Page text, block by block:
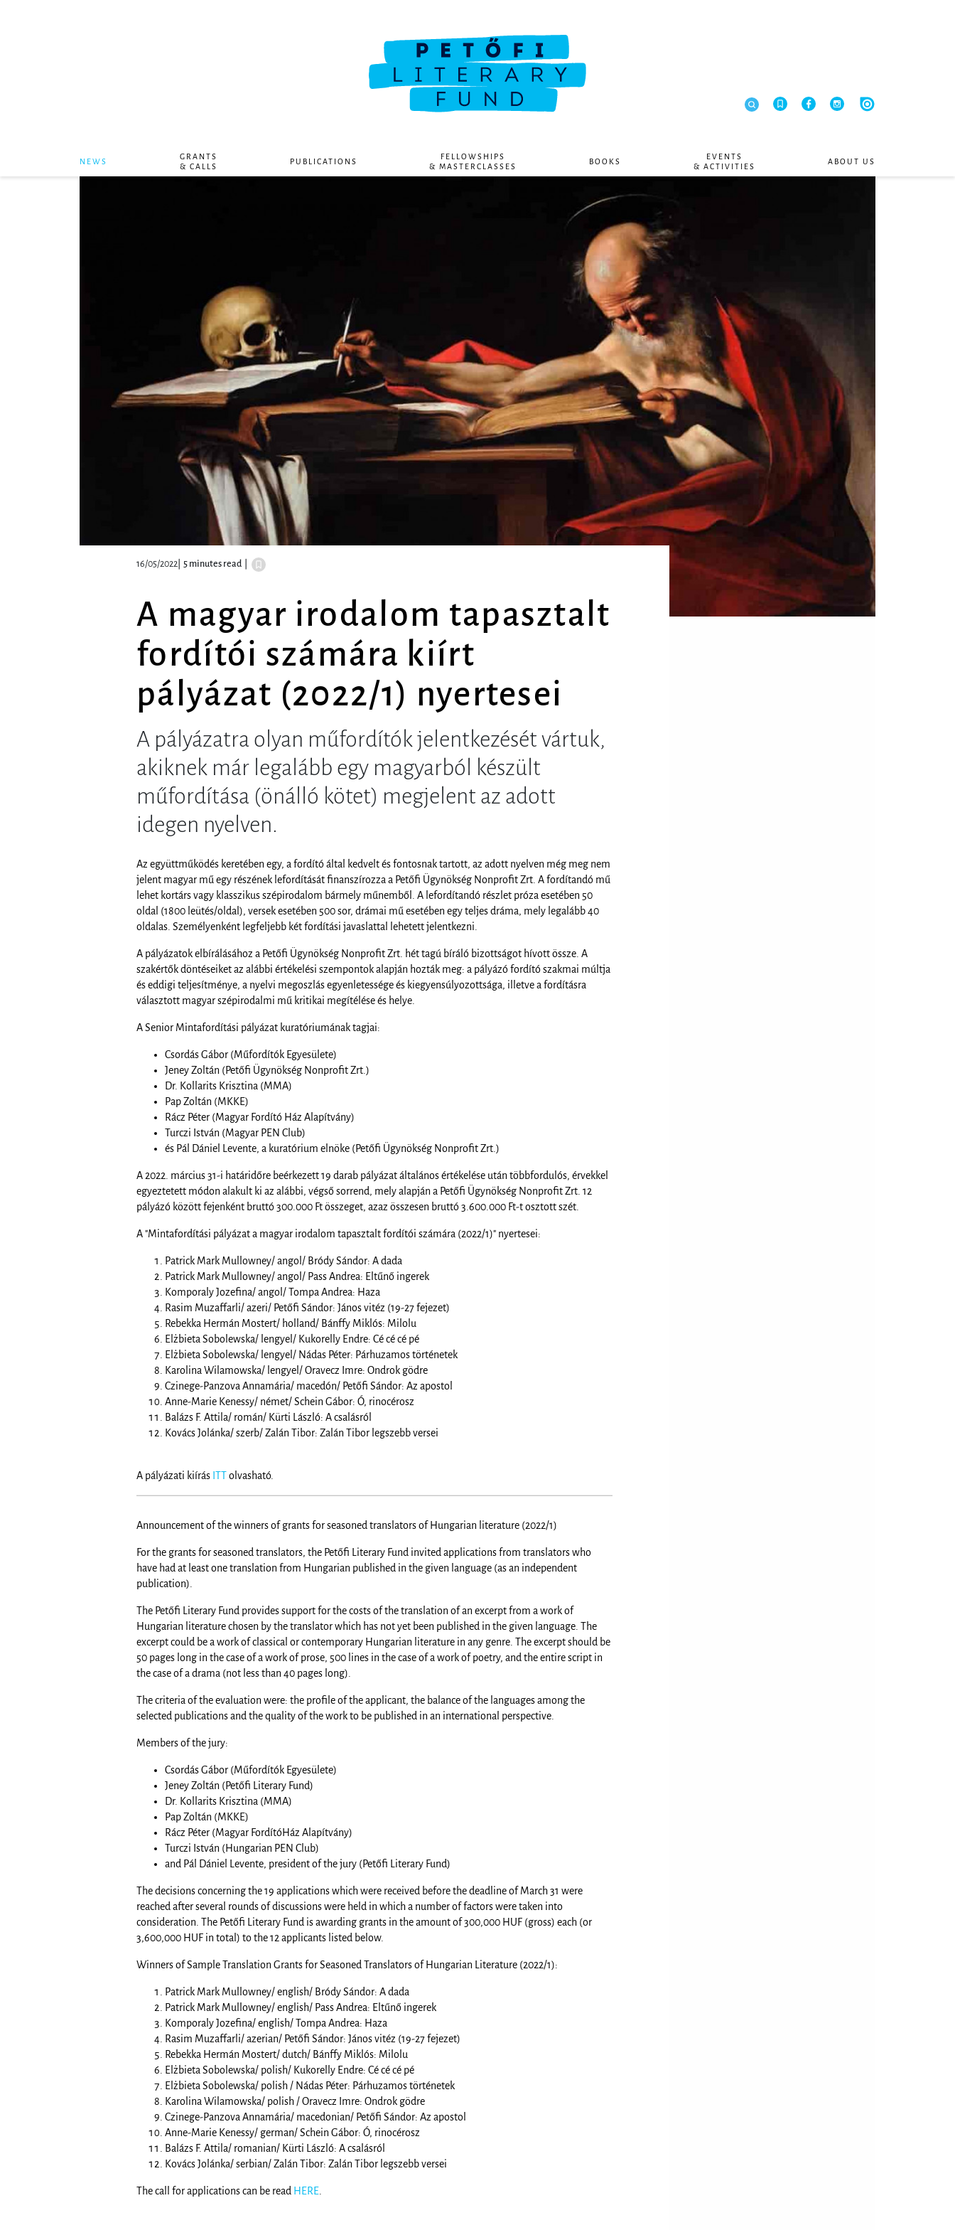
NEWS
GRANTS
& CALLS
PUBLICATIONS
FELLOWSHIPS
& MASTERCLASSES
BOOKS
EVENTS
& ACTIVITIES
ABOUT US
16/05/2022 5 minutes read
A magyar irodalom tapasztalt
fordítói számára kiírt
pályázat (2022/1) nyertesei
A pályázatra olyan műfordítók jelentkezését vártuk,
akiknek már legalább egy magyarból készült
műfordítása (önálló kötet) megjelent az adott
idegen nyelven.
Az együttműködés keretében egy, a fordító által kedvelt és fontosnak tartott, az adott nyelven még meg nem
jelent magyar mű egy részének lefordítását finanszírozza a Petőfi Ügynökség Nonprofit Zrt. A fordítandó mű
lehet kortárs vagy klasszikus szépirodalom bármely műnemből. A lefordítandó részlet próza esetében 50
oldal (1800 leütés/oldal), versek esetében 500 sor, drámai mű esetében egy teljes dráma, mely legalább 40
oldalas. Személyenként legfeljebb két fordítási javaslattal lehetett jelentkezni.
A pályázatok elbírálásához a Petőfi Ügynökség Nonprofit Zrt. hét tagú bíráló bizottságot hívott össze. A
szakértők döntéseiket az alábbi értékelési szempontok alapján hozták meg: a pályázó fordító szakmai múltja
és eddigi teljesítménye, a nyelvi megoszlás egyenletessége és kiegyensúlyozottsága, illetve a fordításra
választott magyar szépirodalmi mű kritikai megítélése és helye.
A Senior Mintafordítási pályázat kuratóriumának tagjai:
Csordás Gábor (Műfordítók Egyesülete)
Jeney Zoltán (Petőfi Ügynökség Nonprofit Zrt.)
Dr. Kollarits Krisztina (MMA)
Pap Zoltán (MKKE)
Rácz Péter (Magyar Fordító Ház Alapítvány)
Turczi István (Magyar PEN Club)
és Pál Dániel Levente, a kuratórium elnöke (Petőfi Ügynökség Nonprofit Zrt.)
A 2022. március 31-i határidőre beérkezett 19 darab pályázat általános értékelése után többfordulós, érvekkel
egyeztetett módon alakult ki az alábbi, végső sorrend, mely alapján a Petőfi Ügynökség Nonprofit Zrt. 12
pályázó között fejenként bruttó 300.000 Ft összeget, azaz összesen bruttó 3.600.000 Ft-t osztott szét.
A "Mintafordítási pályázat a magyar irodalom tapasztalt fordítói számára (2022/1)" nyertesei:
Patrick Mark Mullowney/ angol/ Bródy Sándor: A dada
Patrick Mark Mullowney/ angol/ Pass Andrea: Eltűnő ingerek
Komporaly Jozefina/ angol/ Tompa Andrea: Haza
Rasim Muzaffarli/ azeri/ Petőfi Sándor: János vitéz (19-27 fejezet)
Rebekka Hermán Mostert/ holland/ Bánffy Miklós: Milolu
Elżbieta Sobolewska/ lengyel/ Kukorelly Endre: Cé cé cé pé
Elżbieta Sobolewska/ lengyel/ Nádas Péter: Párhuzamos történetek
Karolina Wilamowska/ lengyel/ Oravecz Imre: Ondrok gödre
Czinege-Panzova Annamária/ macedón/ Petőfi Sándor: Az apostol
Anne-Marie Kenessy/ német/ Schein Gábor: Ó, rinocérosz
Balázs F. Attila/ román/ Kürti László: A csalásról
Kovács Jolánka/ szerb/ Zalán Tibor: Zalán Tibor legszebb versei
A pályázati kiírás ITTolvasható.
Announcement of the winners of grants for seasoned translators of Hungarian literature (2022/1)
For the grants for seasoned translators, the Petőfi Literary Fund invited applications from translators who
have had at least one translation from Hungarian published in the given language (as an independent
publication).
The Petőfi Literary Fund provides support for the costs of the translation of an excerpt from a work of
Hungarian literature chosen by the translator which has not yet been published in the given language. The
excerpt could be a work of classical or contemporary Hungarian literature in any genre. The excerpt should be
50 pages long in the case of a work of prose, 500 lines in the case of a work of poetry, and the entire script in
the case of a drama (not less than 40 pages long).
The criteria of the evaluation were: the profile of the applicant, the balance of the languages among the
selected publications and the quality of the work to be published in an international perspective.
Members of the jury:
Csordás Gábor (Műfordítók Egyesülete)
Jeney Zoltán (Petőfi Literary Fund)
Dr. Kollarits Krisztina (MMA)
Pap Zoltán (MKKE)
Rácz Péter (Magyar FordítóHáz Alapítvány)
Turczi István (Hungarian PEN Club)
and Pál Dániel Levente, president of the jury (Petőfi Literary Fund)
The decisions concerning the 19 applications which were received before the deadline of March 31 were
reached after several rounds of discussions were held in which a number of factors were taken into
consideration. The Petőfi Literary Fund is awarding grants in the amount of 300,000 HUF (gross) each (or
3,600,000 HUF in total) to the 12 applicants listed below.
Winners of Sample Translation Grants for Seasoned Translators of Hungarian Literature (2022/1):
Patrick Mark Mullowney/ english/ Bródy Sándor: A dada
Patrick Mark Mullowney/ english/ Pass Andrea: Eltűnő ingerek
Komporaly Jozefina/ english/ Tompa Andrea: Haza
Rasim Muzaffarli/ azerian/ Petőfi Sándor: János vitéz (19-27 fejezet)
Rebekka Hermán Mostert/ dutch/ Bánffy Miklós: Milolu
Elżbieta Sobolewska/ polish/ Kukorelly Endre: Cé cé cé pé
Elżbieta Sobolewska/ polish / Nádas Péter: Párhuzamos történetek
Karolina Wilamowska/ polish / Oravecz Imre: Ondrok gödre
Czinege-Panzova Annamária/ macedonian/ Petőfi Sándor: Az apostol
Anne-Marie Kenessy/ german/ Schein Gábor: Ó, rinocérosz
Balázs F. Attila/ romanian/ Kürti László: A csalásról
Kovács Jolánka/ serbian/ Zalán Tibor: Zalán Tibor legszebb versei
The call for applications can be read HERE